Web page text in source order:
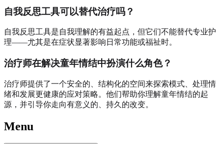
自我反思工具可以替代治疗吗？
自我反思工具是自我理解的有益起点，但它们不能替代专业护
理——尤其是在症状显著影响日常功能或福祉时。
治疗师在解决童年情结中扮演什么角色？
治疗师提供了一个安全的、结构化的空间来探索模式、处理情
绪和发展更健康的应对策略。他们帮助你理解童年情结的起
源，并引导你走向有意义的、持久的改变。
Menu